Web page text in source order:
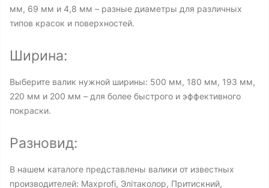
мм, 69 мм и 4,8 мм – разные диаметры для различных
типов красок и поверхностей.
Ширина:
Выберите валик нужной ширины: 500 мм, 180 мм, 193 мм,
220 мм и 200 мм – для более быстрого и эффективного
покраски.
Разновид:
В нашем каталоге представлены валики от известных
производителей: Maxprofi, Элітаколор, Притискний,